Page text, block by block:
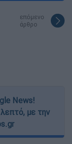
επόμενο
άρθρο
News!
με την